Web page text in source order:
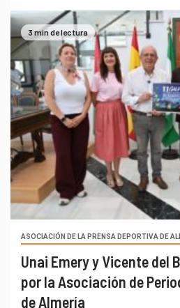
3 min de lectura
ASOCIACIÓN DE LA PRENSA DEPORTIVA DE
Unai Emery y Vicente del
por la Asociación de
de Almería